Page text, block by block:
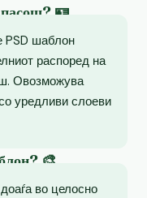
🪪
PSD шаблон
распоред на
Овозможува
уредливи слоеви
🎨
во целосно